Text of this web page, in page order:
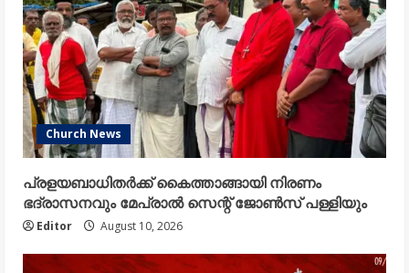
Church News
പ്രളയബാധിതർക്ക് കൈത്താങ്ങായി നിരണം
ഭദ്രാസനവും മേപ്രാൽ സെന്റ് ജോൺസ് പള്ളിയും
Editor August 10, 2026